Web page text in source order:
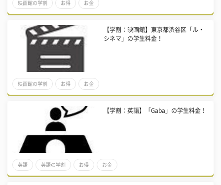
映画館の学割 お得 お金
【学割：映画館】東京都渋谷区「ル・
シネマ」の学生料金！
映画館の学割 お得 お金
【学割：英語】「Gaba」の学生料金！
英語 英語の学割 お得 お金